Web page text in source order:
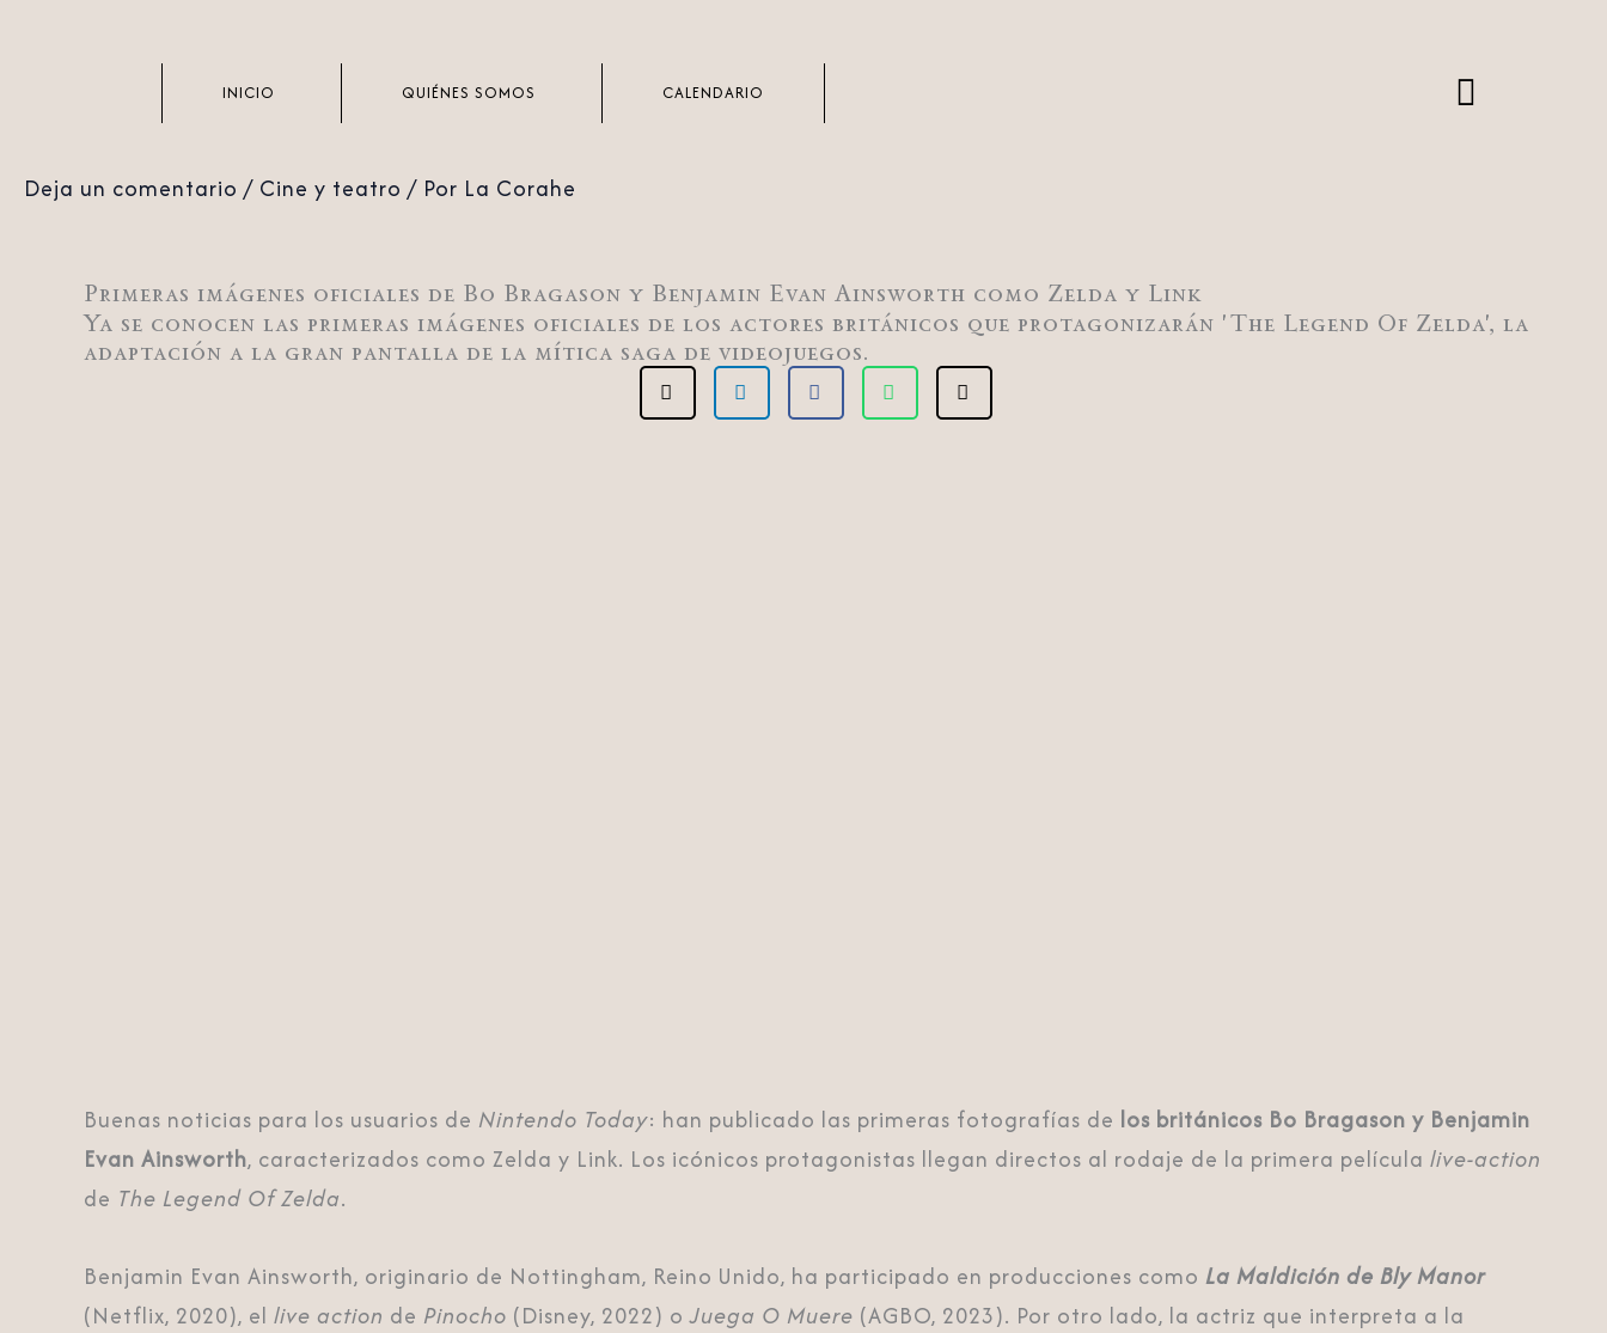
INICIO QUIÉNES SOMOS CALENDARIO
Deja un comentario / Cine y teatro / Por La Corahe
Primeras imágenes oficiales de Bo Bragason y Benjamin Evan Ainsworth como Zelda y Link
Ya se conocen las primeras imágenes oficiales de los actores británicos que protagonizarán 'The Legend Of Zelda', la
adaptación a la gran pantalla de la mítica saga de videojuegos.
Buenas noticias para los usuarios de Nintendo Today: han publicado las primeras fotografías de los británicos Bo Bragason y Benjamin
Evan Ainsworth, caracterizados como Zelda y Link. Los icónicos protagonistas llegan directos al rodaje de la primera película live-action
de The Legend Of Zelda.
Benjamin Evan Ainsworth, originario de Nottingham, Reino Unido, ha participado en producciones como La Maldición de Bly Manor
(Netflix, 2020), el live action de Pinocho (Disney, 2022) oJuega O Muere (AGBO, 2023). Por otro lado, la actriz que interpreta a la